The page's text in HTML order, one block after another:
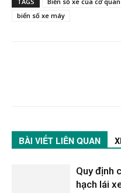
biển số xe máy
BÀI VIẾT LIÊN QUAN
Quy định
hạch lái